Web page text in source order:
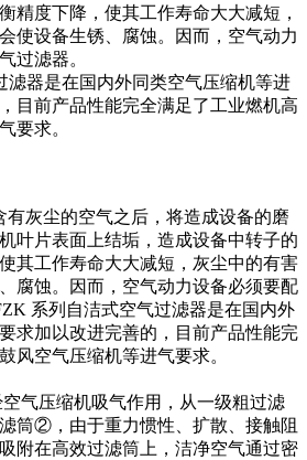
精度下降，使其工作寿命大大减短，
使设备生锈、腐蚀。因而，空气动力
过滤器。
滤器是在国内外同类空气压缩机等进
目前产品性能完全满足了工业燃机高
要求。
灰尘的空气之后，将造成设备的磨
叶片表面上结垢，造成设备中转子的
其工作寿命大大减短，灰尘中的有害
腐蚀。因而，空气动力设备必须要配
系列自洁式空气过滤器是在国内外
求加以改进完善的，目前产品性能完
风空气压缩机等进气要求。
气压缩机吸气作用，从一级粗过滤
筒②，由于重力惯性、扩散、接触阻
附在高效过滤筒上，洁净空气通过密